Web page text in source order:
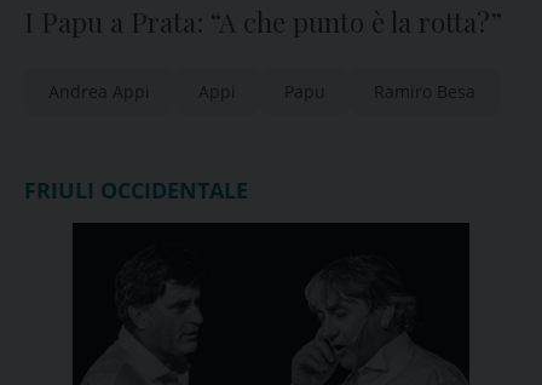
I Papu a Prata: “A che punto è la rotta?”
Andrea Appi Appi Papu Ramiro Besa
FRIULI OCCIDENTALE